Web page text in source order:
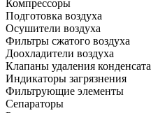
Компрессоры
Подготовка воздуха
Осушители воздуха
Фильтры сжатого воздуха
Доохладители воздуха
Клапаны удаления конденсата
Индикаторы загрязнения
Фильтрующие элементы
Сепараторы